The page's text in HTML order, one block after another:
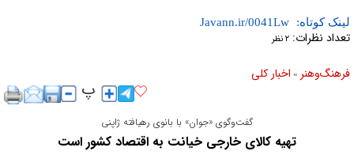
لینک کوتاه:
تعداد نظرات: ۲ نظر
فرهنگ‌و‌هنر » اخبار كلی
گفت‌وگوی «جوان» با بانوی رهیافته ژاپنی
تهیه کالای خارجی خیانت به اقتصاد کشور است